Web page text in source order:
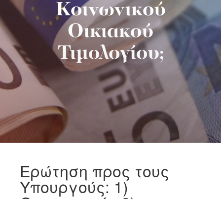
Κοινωνικού
Οικιακού
Τιμολογίου;
Ερώτηση προς τους
Υπουργούς: 1)